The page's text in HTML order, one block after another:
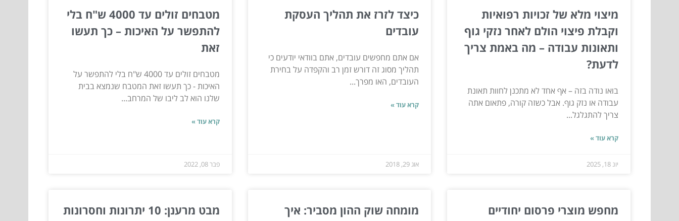
מיצוי מלא של זכויות רפואיות
וקבלת פיצוי הולם לאחר נזקי גוף
ותאונות עבודה – מה באמת צריך
לדעת?
בואו נודה בזה – אף אחד לא מתכנן לחוות תאונת
עבודה או נזק גוף. אבל כשזה קורה, פתאום אתה
צריך להתגלגל...
קרא עוד »
יונ 18, 2025
כיצד לזרז את תהליך העסקת
עובדים
אם אתם מחפשים עובדים, אתם בוודאי יודעים כי
תהליך מסוג זה דורש זמן רב והקפדה על בחירת
העובדים, האו מפרך...
קרא עוד »
אוג 29, 2018
מטבחים זולים עד 4000 ש"ח בלי
להתפשר על האיכות – כך תעשו
זאת
מטבחים זולים עד 4000 ש"ח בלי להתפשר על
האיכות - כך תעשו זאת המטבח שנמצא בבית
שלנו הוא לב ליבו של המרחב...
קרא עוד »
פבר 08, 2022
מחפש מוצרי פרסום יחודיים
מומחה שוק ההון מסביר: איך
מבט מרענן: 10 יתרונות וחסרונות